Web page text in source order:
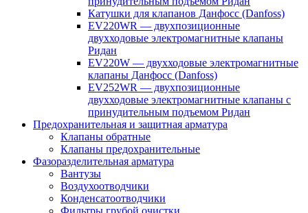
Катушки для клапанов Данфосс (Danfoss)
EV220WR — двухпозиционные
двухходовые электромагнитные клапаны
Ридан
EV220W — двухходовые электромагнитные
клапаны Данфосс (Danfoss)
EV252WR — двухпозиционные
двухходовые электромагнитные клапаны с
принудительным подъемом Ридан
Предохранительная и защитная арматура
Клапаны обратные
Клапаны предохранительные
Фазоразделительная арматура
Вантузы
Воздухоотводчики
Конденсатоотводчики
Фильтры грубой очистки